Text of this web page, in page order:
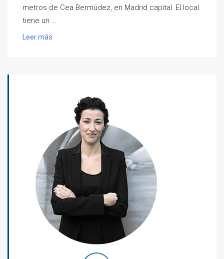
metros de Cea Bermúdez, en Madrid capital. El local
tiene un ...
Leer más